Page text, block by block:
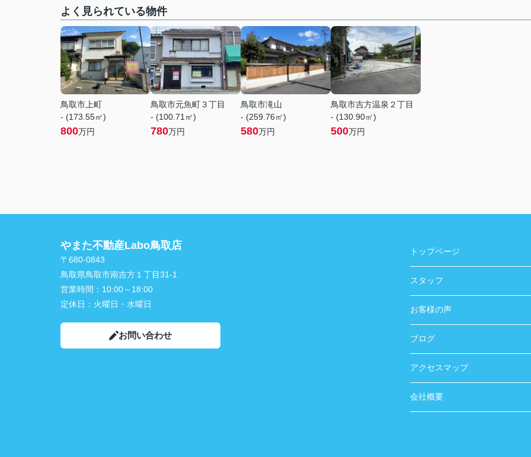
よく見られている物件
鳥取市上町
- (173.55㎡)
800万円
鳥取市元魚町３丁目
- (100.71㎡)
780万円
鳥取市滝山
- (259.76㎡)
580万円
鳥取市吉方温泉２丁目
- (130.90㎡)
500万円
やまた不動産Labo鳥取店
〒680-0843
鳥取県鳥取市南吉方１丁目31-1
営業時間： 10:00～18:00
定休日： 火曜日・水曜日
お問い合わせ
トップページ
スタッフ
お客様の声
ブログ
アクセスマップ
会社概要